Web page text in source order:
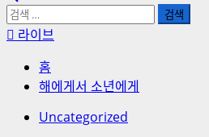
검
색:라이브
홈
해에게서 소년에게
Uncategorized